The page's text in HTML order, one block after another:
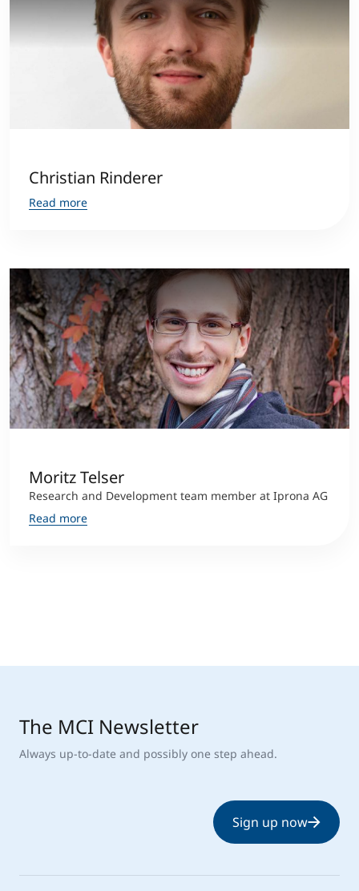
Christian Rinderer
Read more
Moritz Telser
Research and Development team member at Iprona AG
Read more
The MCI Newsletter
Always up-to-date and possibly one step ahead.
Sign up now